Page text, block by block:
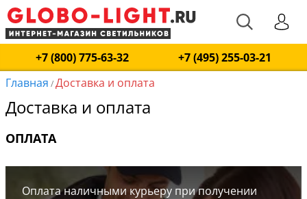
+7 (800) 775-63-32
+7 (495) 255-03-21
Главная /Доставка и оплата
Доставка и оплата
ОПЛАТА
Оплата наличными курьеру при получении